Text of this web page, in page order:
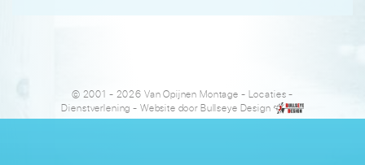
© 2001 - 2026 Van Opijnen Montage - Locaties-
Dienstverlening - Website doorBullseye Design